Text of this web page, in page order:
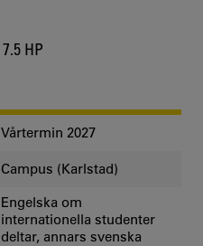
7.5 HP
Vårtermin 2027
Campus (Karlstad)
Engelska om
internationella studenter
deltar, annars svenska